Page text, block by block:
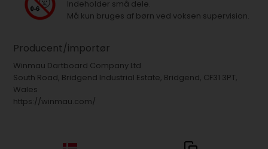
Indeholder små dele.
Må kun bruges af børn ved voksen supervision.
Producent/importør
Winmau Dartboard Company Ltd
South Road, Bridgend Industrial Estate, Bridgend, CF31 3PT,
Wales
https://winmau.com/